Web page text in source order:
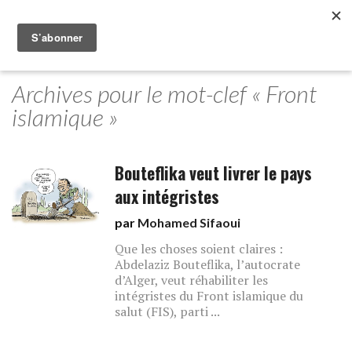
Archives pour le mot-clef « Front
islamique »
Bouteflika veut livrer le pays
aux intégristes
par Mohamed Sifaoui
Que les choses soient claires :
Abdelaziz Bouteflika, l’autocrate
d’Alger, veut réhabiliter les
intégristes du Front islamique du
salut (FIS), parti ...